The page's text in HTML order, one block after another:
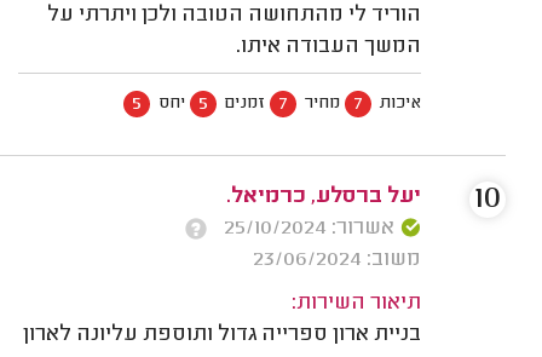
הוריד לי מהתחושה הטובה ולכן ויתרתי על
המשך העבודה איתו.
איכות 7 מחיר 7 זמנים 5 יחס 5
יעל ברסלע, כרמיאל.
אשרור: 25/10/2024
משוב: 23/06/2024
תיאור השירות:
בניית ארון ספרייה גדול ותוספת עליונה לארון
10